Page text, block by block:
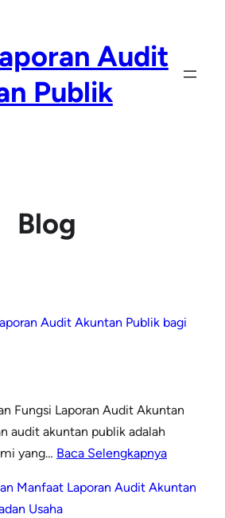
Audit
Publik
Blog
Audit Akuntan Publik bagi
Fungsi Laporan Audit Akuntan
audit akuntan publik adalah
yang… Baca Selengkapnya:
Laporan
Manfaat Laporan Audit Akuntan
Usaha